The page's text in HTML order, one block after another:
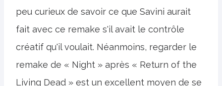
peu curieux de savoir ce que Savini aurait
fait avec ce remake s'il avait le contrôle
créatif qu'il voulait. Néanmoins, regarder le
remake de « Night » après « Return of the
Living Dead » est un excellent moyen de se